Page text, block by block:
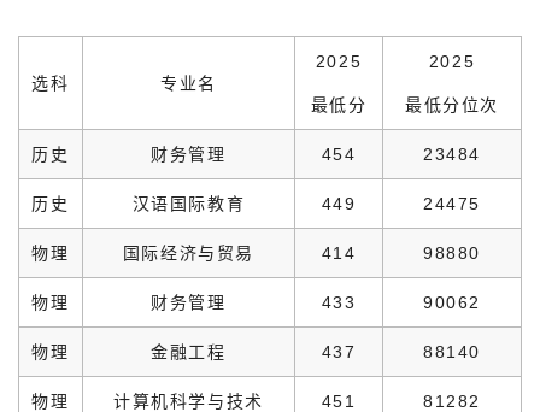
选科 专业名
2025
最低分
2025
最低分位次
历史 财务管理 454 23484
历史 汉语国际教育 449 24475
物理 国际经济与贸易 414 98880
物理 财务管理 433 90062
物理 金融工程 437 88140
物理 计算机科学与技术 451 81282